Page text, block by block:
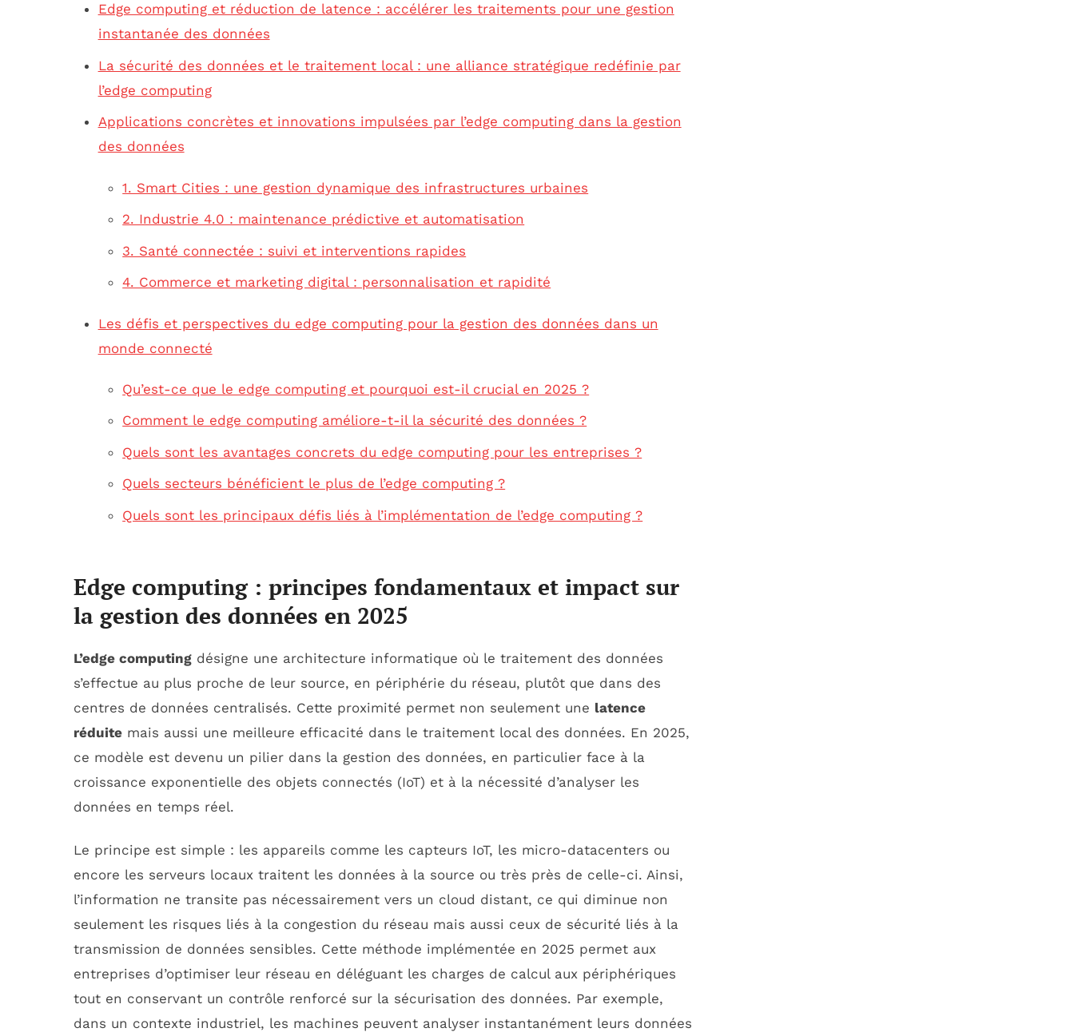
Edge computing et réduction de latence : accélérer les traitements pour une gestion
instantanée des données
La sécurité des données et le traitement local : une alliance stratégique redéfinie par
l’edge computing
Applications concrètes et innovations impulsées par l’edge computing dans la gestion
des données
1. Smart Cities : une gestion dynamique des infrastructures urbaines
2. Industrie 4.0 : maintenance prédictive et automatisation
3. Santé connectée : suivi et interventions rapides
4. Commerce et marketing digital : personnalisation et rapidité
Les défis et perspectives du edge computing pour la gestion des données dans un
monde connecté
Qu’est-ce que le edge computing et pourquoi est-il crucial en 2025 ?
Comment le edge computing améliore-t-il la sécurité des données ?
Quels sont les avantages concrets du edge computing pour les entreprises ?
Quels secteurs bénéficient le plus de l’edge computing ?
Quels sont les principaux défis liés à l’implémentation de l’edge computing ?
Edge computing : principes fondamentaux et impact sur
la gestion des données en 2025
L’edge computing désigne une architecture informatique où le traitement des données
s’effectue au plus proche de leur source, en périphérie du réseau, plutôt que dans des
centres de données centralisés. Cette proximité permet non seulement une latence
réduite mais aussi une meilleure efficacité dans le traitement local des données. En 2025,
ce modèle est devenu un pilier dans la gestion des données, en particulier face à la
croissance exponentielle des objets connectés (IoT) et à la nécessité d’analyser les
données en temps réel.
Le principe est simple : les appareils comme les capteurs IoT, les micro-datacenters ou
encore les serveurs locaux traitent les données à la source ou très près de celle-ci. Ainsi,
l’information ne transite pas nécessairement vers un cloud distant, ce qui diminue non
seulement les risques liés à la congestion du réseau mais aussi ceux de sécurité liés à la
transmission de données sensibles. Cette méthode implémentée en 2025 permet aux
entreprises d’optimiser leur réseau en déléguant les charges de calcul aux périphériques
tout en conservant un contrôle renforcé sur la sécurisation des données. Par exemple,
dans un contexte industriel, les machines peuvent analyser instantanément leurs données